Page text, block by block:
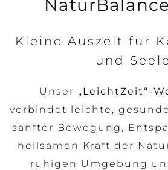
Kleine Auszeit für
und
Unser „LeichtZeit“-
verbindet leichte,
sanfter Bewegung,
heilsamen Kraft der
ruhigen Umgebung